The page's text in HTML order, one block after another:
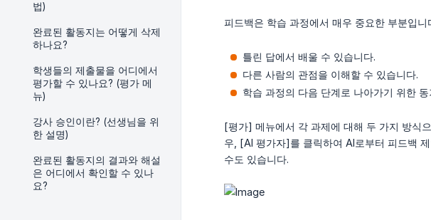
법)
완료된 활동지는 어떻게 삭제
하나요?
학생들의 제출물을 어디에서
평가할 수 있나요? (평가 메
뉴)
강사 승인이란? (선생님을 위
한 설명)
완료된 활동지의 결과와 해설
은 어디에서 확인할 수 있나
요?
피드백은 학습 과정에서 매우 중요한 부분입
틀린 답에서 배울 수 있습니다.
다른 사람의 관점을 이해할 수 있습니다.
학습 과정의 다음 단계로 나아가기 위한
[평가] 메뉴에서 각 과제에 대해 두 가지 방식
우, [AI 평가자]를 클릭하여 AI로부터 피드백
수도 있습니다.